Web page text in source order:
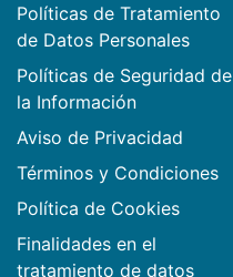
Políticas de Tratamiento
de Datos Personales
Políticas de Seguridad de
la Información
Aviso de Privacidad
Términos y Condiciones
Política de Cookies
Finalidades en el
tratamiento de datos